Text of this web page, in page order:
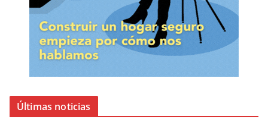
Últimas noticias